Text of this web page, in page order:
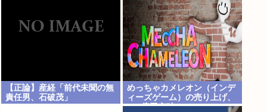
【正論】産経「前代未聞の無
責任男、石破茂」
めっちゃカメレオン（インデ
ィーズゲーム）の売り上げ、
147億円突破www